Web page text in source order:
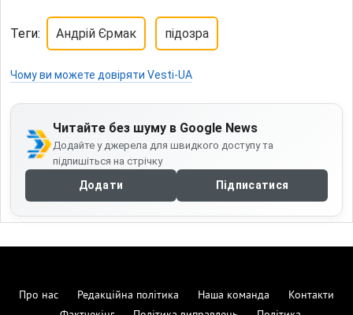
Теги: Андрій Єрмак підозра
Чому ви можете довіряти Vesti-UA
Читайте без шуму в Google News
Додайте у джерела для швидкого доступу та
підпишіться на стрічку
Додати Підписатися
Про нас Редакційна політика Наша команда
Контакти